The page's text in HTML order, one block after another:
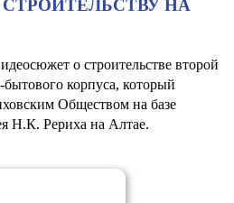
НА
о строительстве второй
корпуса, который
Обществом на базе
Н.К. Рериха на Алтае.